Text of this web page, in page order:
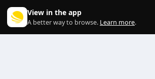
View in the app
A better way to browse. Learn more.